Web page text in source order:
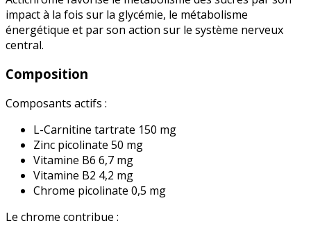
impact à la fois sur la glycémie, le métabolisme
énergétique et par son action sur le système nerveux
central.
Composition
Composants actifs :
L-Carnitine tartrate 150 mg
Zinc picolinate 50 mg
Vitamine B6 6,7 mg
Vitamine B2 4,2 mg
Chrome picolinate 0,5 mg
Le chrome contribue :